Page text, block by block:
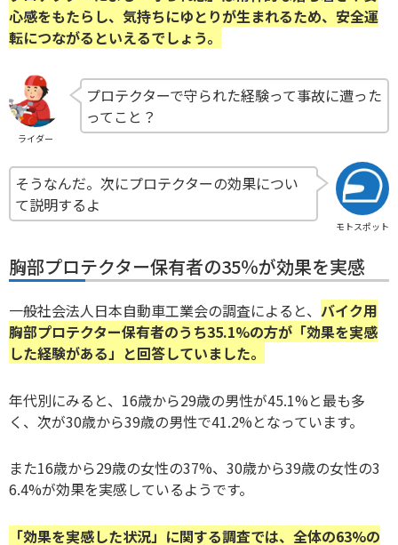
心感をもたらし、気持ちにゆとりが生まれるため、安全運
転につながるといえるでしょう。
ライダー
プロテクターで守られた経験って事故に遭った
ってこと？
モトスポット
そうなんだ。次にプロテクターの効果につい
て説明するよ
胸部プロテクター保有者の35％が効果を実感
一般社会法人日本自動車工業会の調査によると、 バイク用
胸部プロテクター保有者のうち35.1%の方が「効果を実感
した経験がある」と回答していました。
年代別にみると、16歳から29歳の男性が45.1%と最も多
く、次が30歳から39歳の男性で41.2%となっています。
また16歳から29歳の女性の37%、30歳から39歳の女性の3
6.4%が効果を実感しているようです。
「効果を実感した状況」に関する調査では、全体の63%の